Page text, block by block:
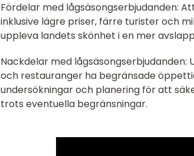
Fördelar med lågsäsongserbjudanden:
inklusive lägre priser, färre turister och
uppleva landets skönhet i en mer
Nackdelar med
och restauranger ha begränsade
undersökningar och planering för att
trots eventuella begränsningar.